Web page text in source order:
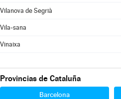
Vilanova de Segrià
Vila-sana
Vinaixa
Provincias de Cataluña
Barcelona